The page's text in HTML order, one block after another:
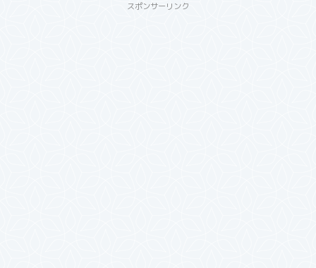
スポンサーリンク